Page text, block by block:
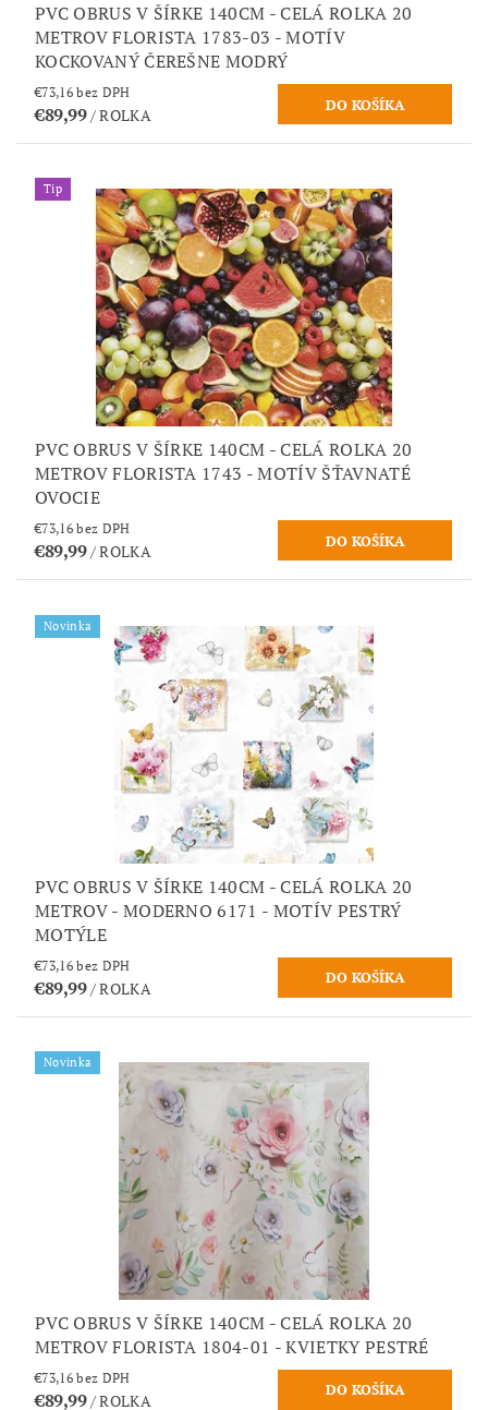
PVC OBRUS V ŠÍRKE 140CM - CELÁ ROLKA 20
METROV FLORISTA 1783-03 - MOTÍV
KOCKOVANÝ ČEREŠNE MODRÝ
€73,16 bez DPH
€89,99/ ROLKA
Tip
PVC OBRUS V ŠÍRKE 140CM - CELÁ ROLKA 20
METROV FLORISTA 1743 - MOTÍV ŠŤAVNATÉ
OVOCIE
€73,16 bez DPH
€89,99/ ROLKA
Novinka
PVC OBRUS V ŠÍRKE 140CM - CELÁ ROLKA 20
METROV - MODERNO 6171 - MOTÍV PESTRÝ
MOTÝLE
€73,16 bez DPH
€89,99/ ROLKA
Novinka
PVC OBRUS V ŠÍRKE 140CM - CELÁ ROLKA 20
METROV FLORISTA 1804-01 - KVIETKY PESTRÉ
€73,16 bez DPH
€89,99/ ROLKA